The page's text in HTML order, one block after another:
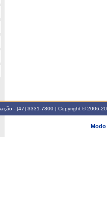
- (47) 3331-7800 | Copyright © 2006-
Modo